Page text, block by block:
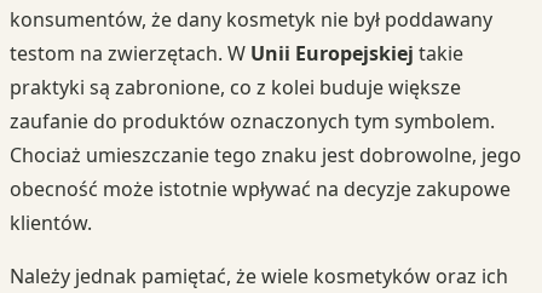
konsumentów, że dany kosmetyk nie był poddawany
testom na zwierzętach. W Unii Europejskiej takie
praktyki są zabronione, co z kolei buduje większe
zaufanie do produktów oznaczonych tym symbolem.
Chociaż umieszczanie tego znaku jest dobrowolne, jego
obecność może istotnie wpływać na decyzje zakupowe
klientów.
Należy jednak pamiętać, że wiele kosmetyków oraz ich